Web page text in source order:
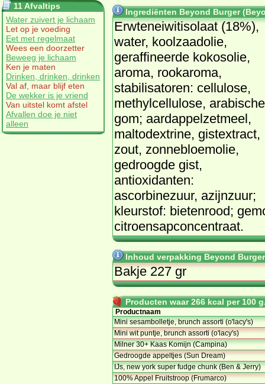
11 Afvaltips
Water zuivert je lichaam
Let op je voeding
Eet met regelmaat
Wees een doorzetter
Beweeg je lichaam
Ken je maten
Drinken, drinken, drinken
Val af, maar blijf eten
De wekker is je vriend
Van uitstel komt afstel
Afvallen doe je niet
alleen
Ingrediënten Beyond Burger
Erwteneiwitisolaat (18%),
water, koolzaadolie,
geraffineerde kokosolie,
aroma, rookaroma,
stabilisatoren: cellulose,
methylcellulose, arabische
gom; aardappelzetmeel,
maltodextrine, gistextract,
zout, zonnebloemolie,
gedroogde gist,
antioxidanten:
ascorbinezuur, azijnzuur;
kleurstof: bietenrood;
citroensapconcentraat.
Inhoud verpakking Beyond
Bakje 227 gr
Producten waar 266 kcal per 100
Productnaam
Mini sesambolletje, brunch assorti (o'lacy's)
Mini wit puntje, brunch assorti (o'lacy's)
Milner 30+ Kaas Komijn (Campina)
Gedroogde appeltjes (Sun Dream)
IJs, new york super fudge chunk (Ben & Jerry)
100% Appel Fruitstroop (Frumarco)